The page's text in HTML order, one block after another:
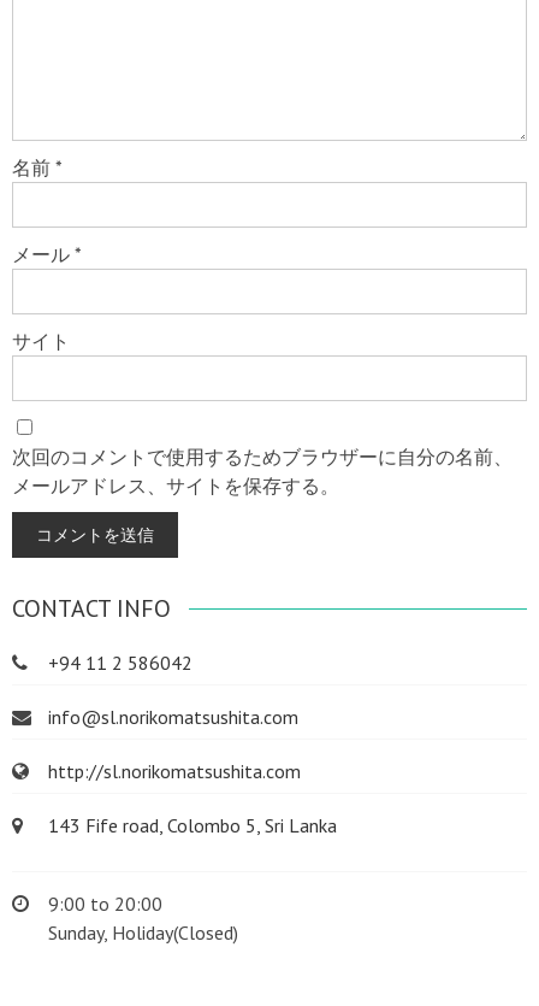
名前 *
メール *
サイト
次回のコメントで使用するためブラウザーに自分の名前、
メールアドレス、サイトを保存する。
CONTACT INFO
+94 11 2 586042
info@sl.norikomatsushita.com
http://sl.norikomatsushita.com
143 Fife road, Colombo 5, Sri Lanka
9:00 to 20:00
Sunday, Holiday(Closed)